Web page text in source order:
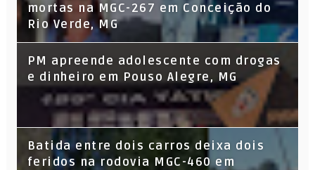
mortas na MGC-267 em Conceição do
Rio Verde, MG
PM apreende adolescente com drogas
e dinheiro em Pouso Alegre, MG
Batida entre dois carros deixa dois
feridos na rodovia MGC-460 em